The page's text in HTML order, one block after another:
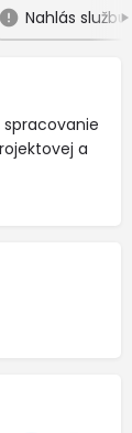
Nahlás službu
a